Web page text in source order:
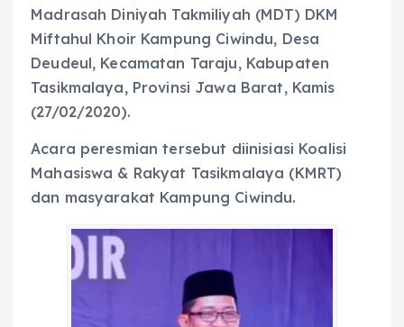
Madrasah Diniyah Takmiliyah (MDT) DKM
Miftahul Khoir Kampung Ciwindu, Desa
Deudeul, Kecamatan Taraju, Kabupaten
Tasikmalaya, Provinsi Jawa Barat, Kamis
(27/02/2020).
Acara peresmian tersebut diinisiasi Koalisi
Mahasiswa & Rakyat Tasikmalaya (KMRT)
dan masyarakat Kampung Ciwindu.